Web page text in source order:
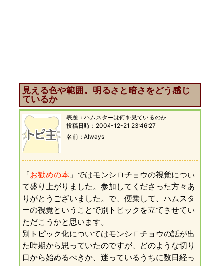
見える色や範囲。明るさと暗さをどう感じ
ているか
表題： ハムスターは何を見ているのか
投稿日時： 2004-12-21 23:46:27
名前
Always
「お勧めの本 」ではモンシロチョウの視覚につい
て盛り上がりました。参加してくださった方々あ
りがとうございました。で、便乗して、ハムスタ
ーの視覚ということで別トピックを立てさせてい
ただこうかと思います。
別トピック化についてはモンシロチョウの話が出
た時期から思っていたのですが、どのような切り
口から始めるべきか、迷っているうちに数日経っ